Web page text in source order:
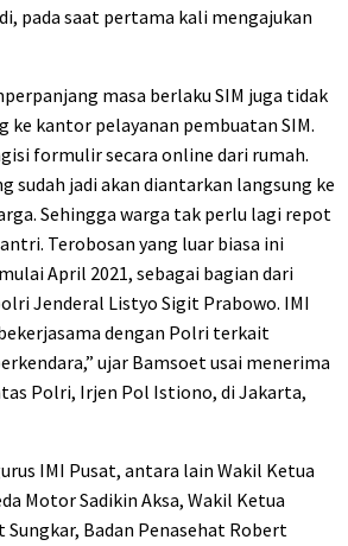
pada saat pertama kali mengajukan
masa berlaku SIM juga tidak
ke kantor pelayanan pembuatan SIM.
formulir secara online dari rumah.
sudah jadi akan diantarkan langsung ke
Sehingga warga tak perlu lagi repot
Terobosan yang luar biasa ini
April 2021, sebagai bagian dari
Jenderal Listyo Sigit Prabowo. IMI
dengan Polri terkait
ujar Bamsoet usai menerima
Polri, Irjen Pol Istiono, di Jakarta,
IMI Pusat, antara lain Wakil Ketua
Motor Sadikin Aksa, Wakil Ketua
Badan Penasehat Robert